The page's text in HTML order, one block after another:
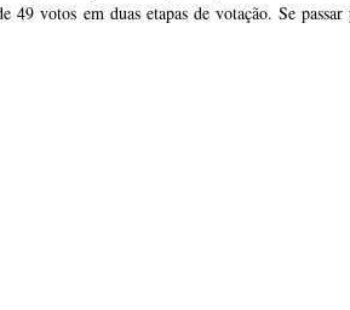
49 votos em duas etapas de votação. Se passar